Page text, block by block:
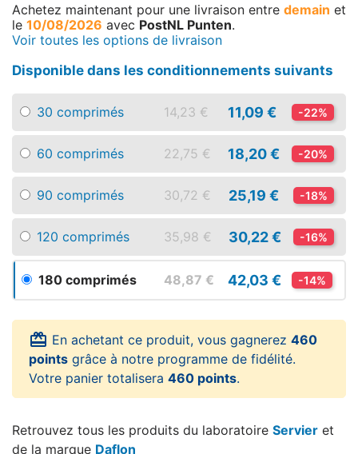
Achetez maintenant pour une livraison entre demain et
le 10/08/2026 avec PostNL Punten.
Voir toutes les options de livraison
Disponible dans les conditionnements suivants
30 comprimés 14,23 € 11,09 € -22%
60 comprimés 22,75 € 18,20 € -20%
90 comprimés 30,72 € 25,19 € -18%
120 comprimés 35,98 € 30,22 € -16%
180 comprimés 48,87 € 42,03 € -14%
card_giftcard En achetant ce produit, vous gagnerez 460
points grâce à notre programme de fidélité.
Votre panier totalisera 460 points.
Retrouvez tous les produits du laboratoire Servier et
de la marque Daflon